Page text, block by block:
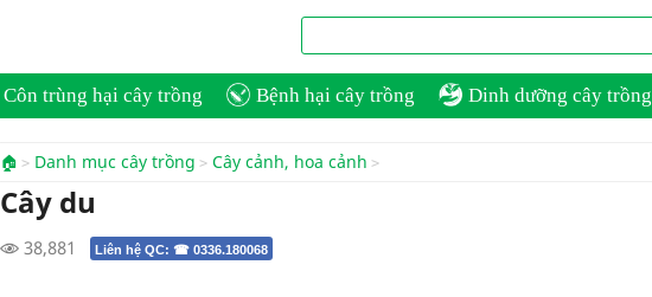
Côn trùng hại cây trồng Bệnh hại cây trồng Dinh dưỡng cây trồng
🏠 Danh mục cây trồng Cây cảnh, hoa cảnh
Cây du
38,881 Liên hệ QC: ☎ 0336.180068